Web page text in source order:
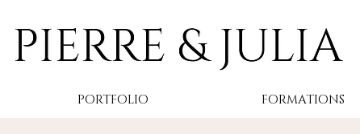
PORTFOLIO FORMATIONS